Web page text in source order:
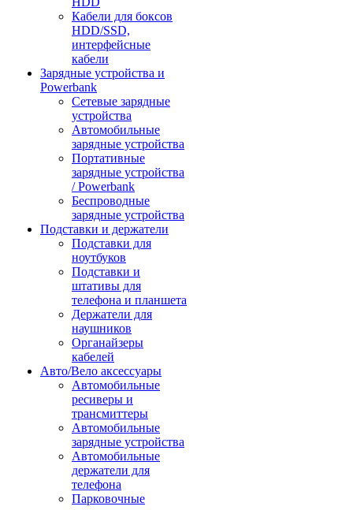
Кабели для боксов
HDD/SSD,
интерфейсные
кабели
Зарядные устройства и
Powerbank
Сетевые зарядные
устройства
Автомобильные
зарядные устройства
Портативные
зарядные устройства
/ Powerbank
Беспроводные
зарядные устройства
Подставки и держатели
Подставки для
ноутбуков
Подставки и
штативы для
телефона и планшета
Держатели для
наушников
Органайзеры
кабелей
Авто/Вело аксессуары
Автомобильные
ресиверы и
трансмиттеры
Автомобильные
зарядные устройства
Автомобильные
держатели для
телефона
Парковочные